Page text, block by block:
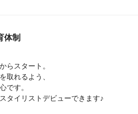
体制
らスタート。
取れるよう、
です。
タイリストデビューできます♪